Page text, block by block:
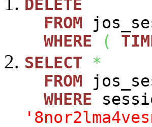
DELETE
FROM
WHERE
(
SELECT
*
FROM
WHERE